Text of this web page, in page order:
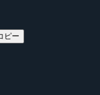
ピー